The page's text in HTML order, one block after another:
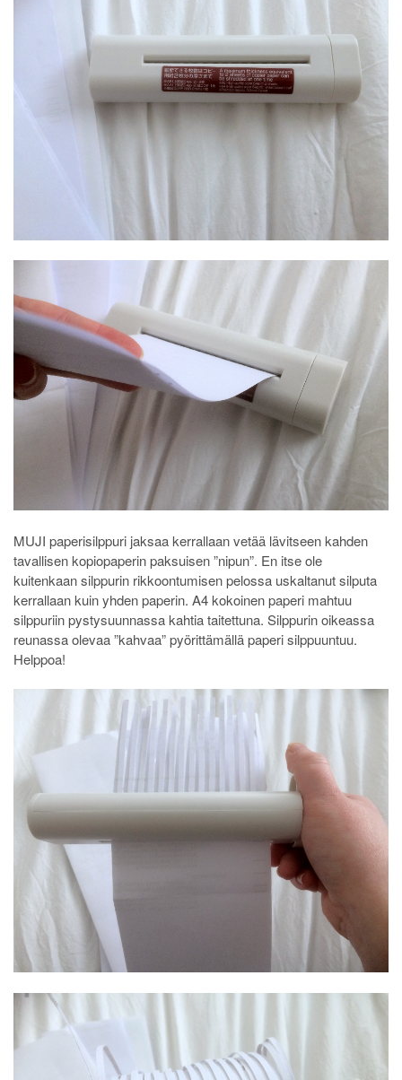
MUJI paperisilppuri jaksaa kerrallaan vetää lävitseen kahden
tavallisen kopiopaperin paksuisen ”nipun”. En itse ole
kuitenkaan silppurin rikkoontumisen pelossa uskaltanut silputa
kerrallaan kuin yhden paperin. A4 kokoinen paperi mahtuu
silppuriin pystysuunnassa kahtia taitettuna. Silppurin oikeassa
reunassa olevaa ”kahvaa” pyörittämällä paperi silppuuntuu.
Helppoa!